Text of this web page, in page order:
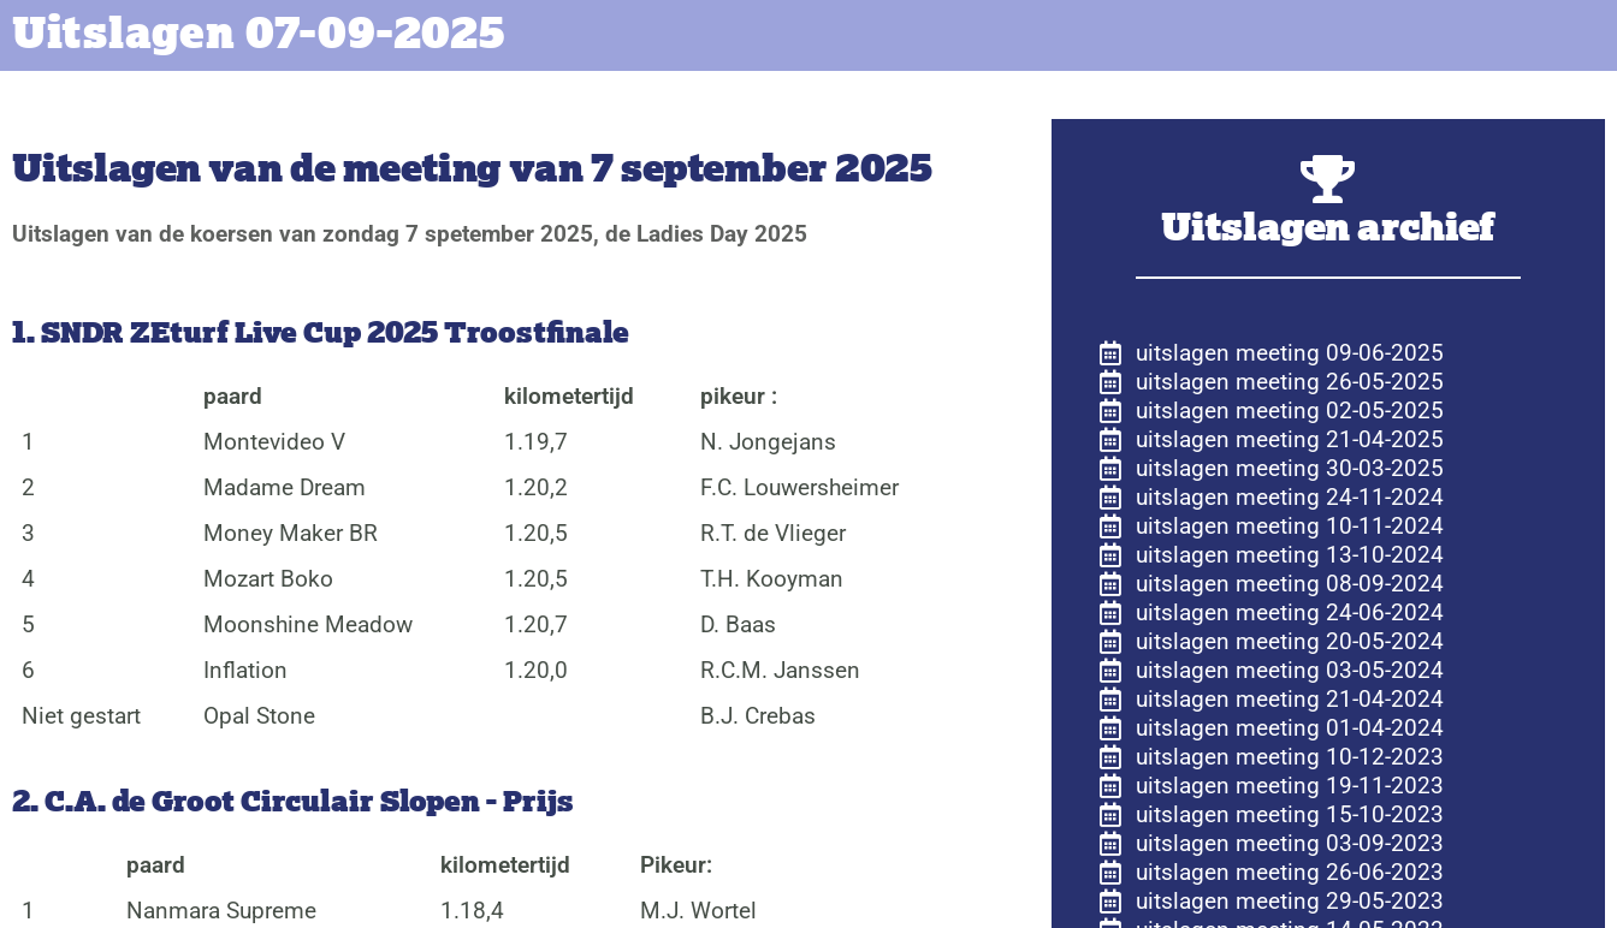
Uitslagen 07-09-2025
Uitslagen van de meeting van 7 september 2025
Uitslagen van de koersen van zondag 7 spetember 2025, de Ladies Day 2025
1. SNDR ZEturf Live Cup 2025 Troostfinale
paard kilometertijd
pikeur :
1
Montevideo V 1.19,7
N. Jongejans
2
Madame Dream 1.20,2
F.C. Louwersheimer
3
Money Maker BR 1.20,5
R.T. de Vlieger
4
Mozart Boko 1.20,5
T.H. Kooyman
5
Moonshine Meadow 1.20,7
D. Baas
6
Inflation 1.20,0
R.C.M. Janssen
Niet gestart
Opal Stone B.J. Crebas
2. C.A. de Groot Circulair Slopen - Prijs
paard kilometertijd
Pikeur:
1
Nanmara Supreme 1.18,4
M.J. Wortel
Uitslagen archief
uitslagen meeting 09-06-2025
uitslagen meeting 26-05-2025
uitslagen meeting 02-05-2025
uitslagen meeting 21-04-2025
uitslagen meeting 30-03-2025
uitslagen meeting 24-11-2024
uitslagen meeting 10-11-2024
uitslagen meeting 13-10-2024
uitslagen meeting 08-09-2024
uitslagen meeting 24-06-2024
uitslagen meeting 20-05-2024
uitslagen meeting 03-05-2024
uitslagen meeting 21-04-2024
uitslagen meeting 01-04-2024
uitslagen meeting 10-12-2023
uitslagen meeting 19-11-2023
uitslagen meeting 15-10-2023
uitslagen meeting 03-09-2023
uitslagen meeting 26-06-2023
uitslagen meeting 29-05-2023